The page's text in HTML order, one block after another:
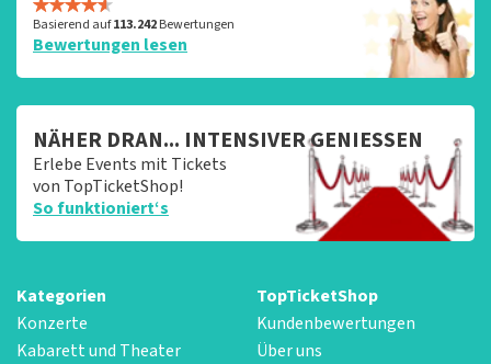
Basierend auf113.242Bewertungen
Bewertungen lesen
NÄHER DRAN... INTENSIVER GENIESSEN
Erlebe Events mit Tickets
von TopTicketShop!
So funktioniert‘s
Kategorien
Konzerte
Kabarett und Theater
TopTicketShop
Kundenbewertungen
Über uns